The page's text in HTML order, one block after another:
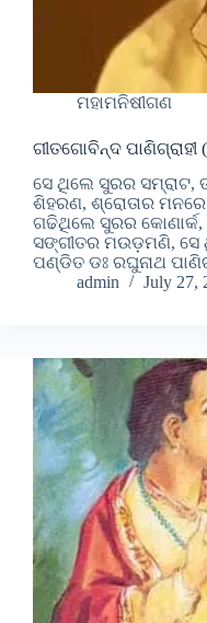
ମହାମନିଷୀଗଣ
ଗୀତଗୋବିନ୍ଦ ପାଣିଗ୍ରାହୀ
ସେ ଥିଲେ ସୁରର ସମ୍ରାଟ,
ଶିହରଣ, ଶ୍ରୋତାର
ଗଢିଥିଲେ ସୁରର
ସଙ୍ଗୀତର ମଉଡ଼ମଣି,
ପଣ୍ଡିତ ଡଃ ରଘୁନାଥ
admin
July 27,